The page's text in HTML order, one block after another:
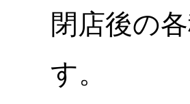
閉店後の
す。